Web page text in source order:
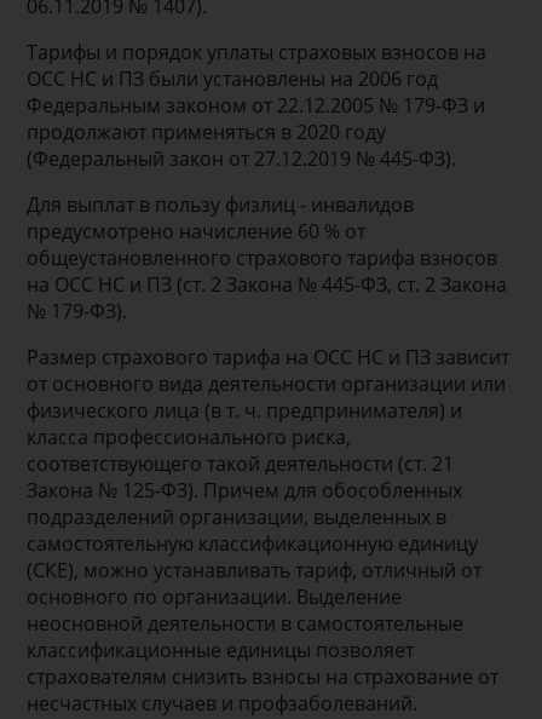
06.11.2019 № 1407).
Тарифы и порядок уплаты страховых взносов на
ОСС НС и ПЗ были установлены на 2006 год
Федеральным законом от 22.12.2005 № 179-ФЗ и
продолжают применяться в 2020 году
(Федеральный закон от 27.12.2019 № 445-ФЗ).
Для выплат в пользу физлиц - инвалидов
предусмотрено начисление 60 % от
общеустановленного страхового тарифа взносов
на ОСС НС и ПЗ (ст. 2 Закона № 445-ФЗ, ст. 2 Закона
№ 179-ФЗ).
Размер страхового тарифа на ОСС НС и ПЗ зависит
от основного вида деятельности организации или
физического лица (в т. ч. предпринимателя) и
класса профессионального риска,
соответствующего такой деятельности (ст. 21
Закона № 125-ФЗ). Причем для обособленных
подразделений организации, выделенных в
самостоятельную классификационную единицу
(СКЕ), можно устанавливать тариф, отличный от
основного по организации. Выделение
неосновной деятельности в самостоятельные
классификационные единицы позволяет
страхователям снизить взносы на страхование от
несчастных случаев и профзаболеваний.